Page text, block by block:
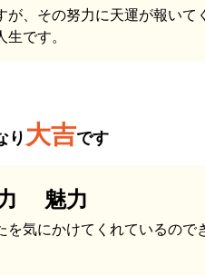
、その努力に天運が報いて
です。
り 大吉です
魅力
気にかけてくれているので